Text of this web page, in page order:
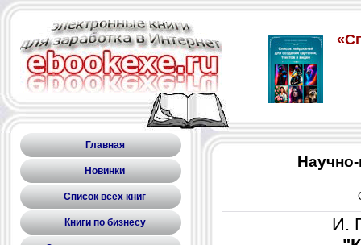
Главная
Новинки
Список всех книг
Книги по бизнесу
И.